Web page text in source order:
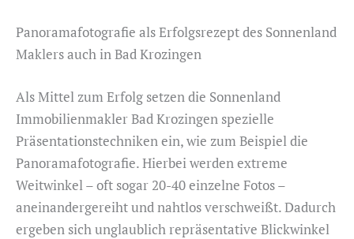
Panoramafotografie als Erfolgsrezept des Sonnenland
Maklers auch in Bad Krozingen
Als Mittel zum Erfolg setzen die Sonnenland
Immobilienmakler Bad Krozingen spezielle
Präsentationstechniken ein, wie zum Beispiel die
Panoramafotografie. Hierbei werden extreme
Weitwinkel – oft sogar 20-40 einzelne Fotos –
aneinandergereiht und nahtlos verschweißt. Dadurch
ergeben sich unglaublich repräsentative Blickwinkel